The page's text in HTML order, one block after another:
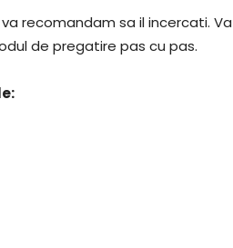
recomandam sa il incercati. Va
de pregatire pas cu pas.